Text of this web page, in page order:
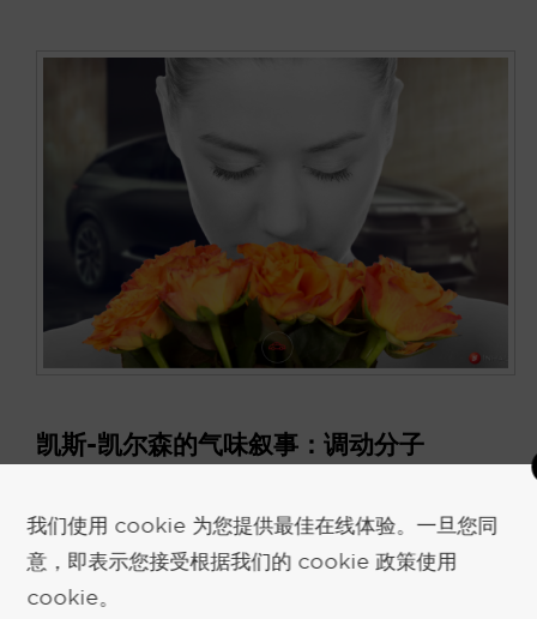
凯斯-凯尔森的气味叙事：调动分子
调动分子意味着汽车中的香味 调动分子意味着香味
已进入汽车食物链。下一代汽车将不再是 "你父亲的
我们使用 cookie 为您提供最佳在线体验。一旦您同
意，即表示您接受根据我们的 cookie 政策使用
cookie。